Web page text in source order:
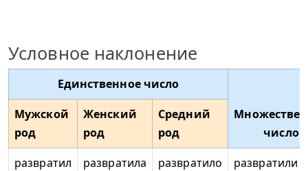
Условное наклонение
Единственное число
число
Мужской
род
Женский
род
Средний
род
развратил
развратила
развратило
развратили